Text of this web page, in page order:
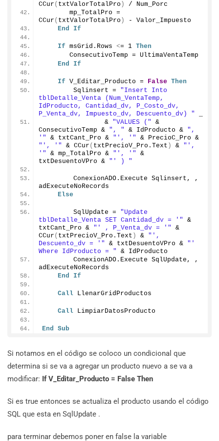
CCur ( txtValorTotalPro )
/ Num_Porc
CCur ( txtValorTotalPro )
- Valor_Impuesto
End
If
If msGrid. Rows <= 1 Then
       ConsecutivoTemp = UltimaVentaTemp
End
If
If V_Editar_Producto = False Then
        Sqlinsert =
"Insert Into
tblDetalle_Venta (Num_VentaTemp,
IdProducto, Cantidad_dv, P_Costo_dv,
P_Venta_dv, Impuesto_dv, Descuento_dv) "
                &
"VALUES ("
&
ConsecutivoTemp & ", " & IdProducto & ",
'"
& txtCant_Pro & "', '"
"', '"
& CCur ( txtPrecioV_Pro. Text ) & "',
'"
& mp_TotalPro & "', '"
&
txtDesuentoVPro & "' ) "
        ConexionADO.
Execute Sqlinsert, ,
adExecuteNoRecords
Else
        SqlUpdate =
"Update
tblDetalle_Venta SET Cantidad_dv = '"
&
txtCant_Pro & "' , P_Venta_dv = '"
CCur ( txtPrecioV_Pro. Text ) & "',
Descuento_dv = '"
& txtDesuentoVPro & "'
Where IdProducto = "
& IdProducto
        ConexionADO.
Execute SqlUpdate, ,
adExecuteNoRecords
End
If
Call LlenarGridProductos
Call LimpiarDatosProducto
End Sub
Si notamos en el código se coloco un condicional que
determina si se va a agregar un producto nuevo a se va a
modificar: If V_Editar_Producto = False Then
Si es true entonces se actualiza el producto usando el código
SQL que esta en SqlUpdate .
para terminar debemos poner en false la variable